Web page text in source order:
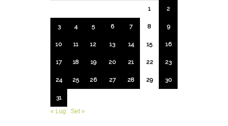
1 2
3 4 5 6 7 8 9
10 11 12 13 14 15 16
17 18 19 20 21 22 23
24 25 26 27 28 29 30
31
« Lug
Set »